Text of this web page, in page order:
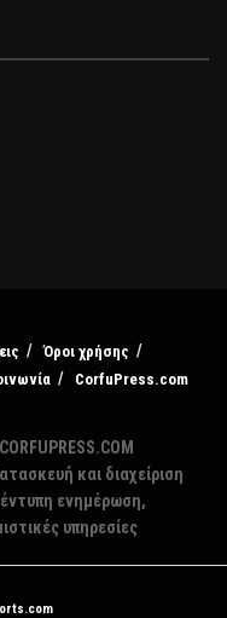
Όροι χρήσης
CorfuPress.com
και διαχείριση
ενημέρωση,
υπηρεσίες